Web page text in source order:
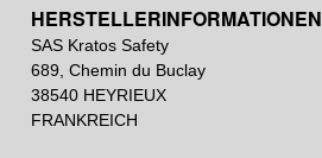
HERSTELLERINFORMATIONEN
SAS Kratos Safety
689, Chemin du Buclay
38540 HEYRIEUX
FRANKREICH